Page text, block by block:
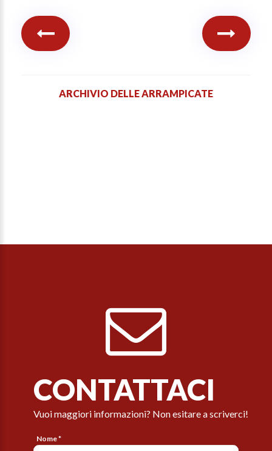
ARCHIVIO DELLE ARRAMPICATE
CONTATTACI
Vuoi maggiori informazioni? Non esitare a scriverci!
Nome *